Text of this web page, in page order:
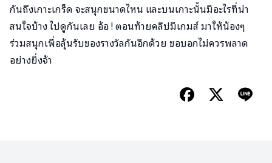
กันถึงเกาะเกร็ด จะสนุกขนาดไหน และบนเกาะนั้นมีอะไรที่น่า
สนใจบ้าง ไปดูกันเลย อ้อ ! ตอนท้ายคลิปมีเกมส์ มาให้น้องๆ
ร่วมสนุกเพื่อลุ้นรับของรางวัลกันอีกด้วย ขอบอกไม่ควรพลาด
อย่างยิ่งจ้า